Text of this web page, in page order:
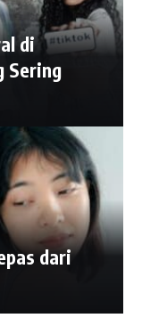
di
Sering
dari